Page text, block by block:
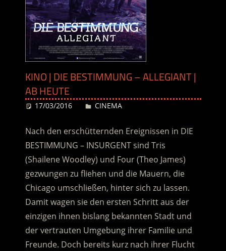
KINO | DIE BESTIMMUNG – ALLEGIANT |
AB HEUTE
17/03/2016 Desiree
CINEMA
Nach den erschütternden Ereignissen in DIE
BESTIMMUNG – INSURGENT sind Tris
(Shailene Woodley) und Four (Theo James)
gezwungen zu fliehen und die Mauern, die
Chicago umschließen, hinter sich zu lassen.
Damit wagen sie den ersten Schritt aus der
einzigen ihnen bislang bekannten Stadt und
der vertrauten Umgebung ihrer Familie und
Freunde. Doch bereits kurz nach ihrer Flucht